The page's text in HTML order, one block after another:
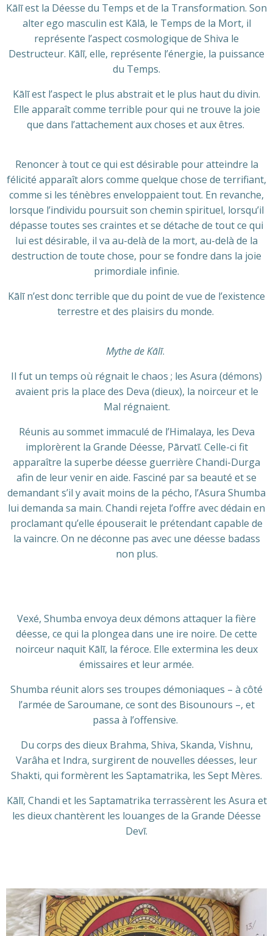
Kālī est la Déesse du Temps et de la Transformation. Son
alter ego masculin est Kālā, le Temps de la Mort, il
représente l’aspect cosmologique de Shiva le
Destructeur. Kālī, elle, représente l’énergie, la puissance
du Temps.
Kālī est l’aspect le plus abstrait et le plus haut du divin.
Elle apparaît comme terrible pour qui ne trouve la joie
que dans l’attachement aux choses et aux êtres.
Renoncer à tout ce qui est désirable pour atteindre la
félicité apparaît alors comme quelque chose de terrifiant,
comme si les ténèbres enveloppaient tout. En revanche,
lorsque l’individu poursuit son chemin spirituel, lorsqu’il
dépasse toutes ses craintes et se détache de tout ce qui
lui est désirable, il va au-delà de la mort, au-delà de la
destruction de toute chose, pour se fondre dans la joie
primordiale infinie.
Kālī n’est donc terrible que du point de vue de l’existence
terrestre et des plaisirs du monde.
Mythe de Kālī.
Il fut un temps où régnait le chaos ; les Asura (démons)
avaient pris la place des Deva (dieux), la noirceur et le
Mal régnaient.
Réunis au sommet immaculé de l’Himalaya, les Deva
implorèrent la Grande Déesse, Pārvatī. Celle-ci fit
apparaître la superbe déesse guerrière Chandi-Durga
afin de leur venir en aide. Fasciné par sa beauté et se
demandant s’il y avait moins de la pécho, l’Asura Shumba
lui demanda sa main. Chandi rejeta l’offre avec dédain en
proclamant qu’elle épouserait le prétendant capable de
la vaincre. On ne déconne pas avec une déesse badass
non plus.
Vexé, Shumba envoya deux démons attaquer la fière
déesse, ce qui la plongea dans une ire noire. De cette
noirceur naquit Kālī, la féroce. Elle extermina les deux
émissaires et leur armée.
Shumba réunit alors ses troupes démoniaques – à côté
l’armée de Saroumane, ce sont des Bisounours –, et
passa à l’offensive.
Du corps des dieux Brahma, Shiva, Skanda, Vishnu,
Varâha et Indra, surgirent de nouvelles déesses, leur
Shakti, qui formèrent les Saptamatrika, les Sept Mères.
Kālī, Chandi et les Saptamatrika terrassèrent les Asura et
les dieux chantèrent les louanges de la Grande Déesse
Devī.